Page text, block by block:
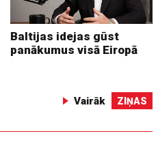
Baltijas idejas gūst
panākumus visā Eiropā
Vairāk ZIŅAS